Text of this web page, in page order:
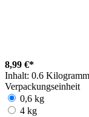
8,99 €*
Inhalt: 0.6
Verpackungseinheit
0,6 kg
4 kg